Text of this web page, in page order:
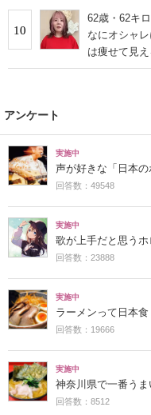
10
62歳・62キ
なにオシャ
は痩せて見え
アンケート
実施中
声が好きな「日本
回答数：49548
実施中
歌が上手だと思う
回答数：23888
実施中
ラーメンって日本
回答数：19666
実施中
神奈川県で一番う
回答数：8512